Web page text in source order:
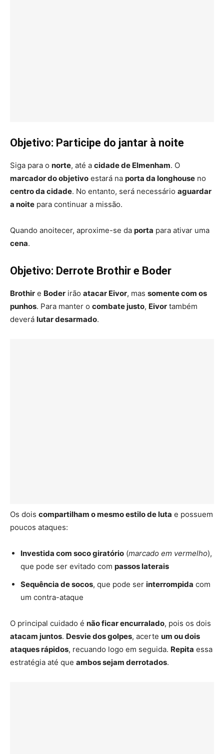
Objetivo: Participe do jantar à noite
Siga para o norte, até a cidade de Elmenham. O
marcador do objetivo estará na porta da longhouse no
centro da cidade. No entanto, será necessário aguardar
a noite para continuar a missão.
Quando anoitecer, aproxime-se da porta para ativar uma
cena.
Objetivo: Derrote Brothir e Boder
Brothir e Boder irão atacar Eivor, mas somente com os
punhos. Para manter o combate justo, Eivor também
deverá lutar desarmado.
Os dois compartilham o mesmo estilo de luta e possuem
poucos ataques:
Investida com soco giratório (marcado em vermelho),
que pode ser evitado com passos laterais
Sequência de socos, que pode ser interrompida com
um contra-ataque
O principal cuidado é não ficar encurralado, pois os dois
atacam juntos. Desvie dos golpes, acerte um ou dois
ataques rápidos, recuando logo em seguida. Repita essa
estratégia até que ambos sejam derrotados.